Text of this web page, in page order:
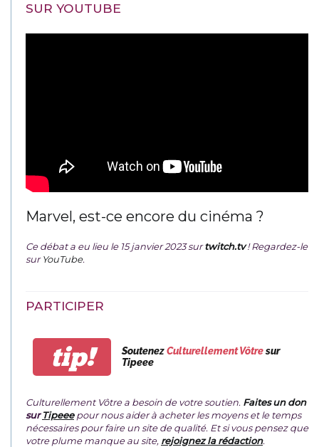
SUR YOUTUBE
Marvel, est-ce encore du cinéma ?
Ce débat a eu lieu le 15 janvier 2023 surtwitch.tv ! Regardez-le
surYouTube.
PARTICIPER
tip! SoutenezCulturellement Vôtresur
Tipeee
Culturellement Vôtre a besoin de votre soutien. Faites un don
surTipeeepour nous aider à acheter les moyens et le temps
nécessaires pour faire un site de qualité. Et si vous pensez que
votre plume manque au site, rejoignez la rédaction.